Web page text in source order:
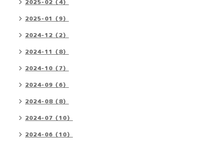
2025-02（4）
2025-01（9）
2024-12（2）
2024-11（8）
2024-10（7）
2024-09（6）
2024-08（8）
2024-07（10）
2024-06（10）